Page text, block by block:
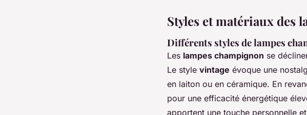
Styles et matériaux des
Différents styles de lampes
Les lampes champignon se
Le style vintage évoque une
en laiton ou en céramique. En
pour une efficacité énergétique
apportent une touche personnelle